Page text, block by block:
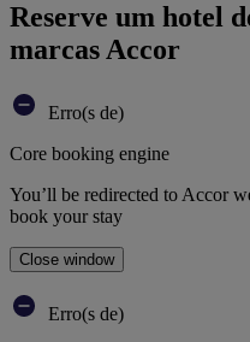
Reserve um hotel
marcas Accor
Erro(s de)
Core booking engine
You’ll be redirected to Accor
book your stay
Close window
Erro(s de)